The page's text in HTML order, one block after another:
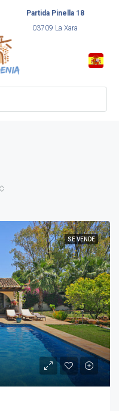
Partida Pinella 18
03709 La Xara
SE VENDE